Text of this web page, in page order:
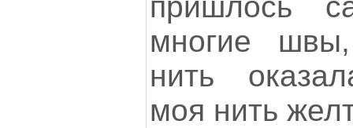
многие
нить
моя нить